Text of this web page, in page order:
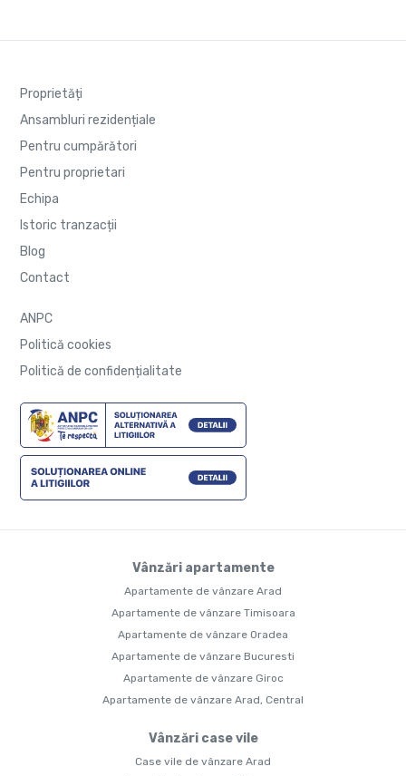
Proprietăți
Ansambluri rezidențiale
Pentru cumpărători
Pentru proprietari
Echipa
Istoric tranzacții
Blog
Contact
ANPC
Politică cookies
Politică de confidențialitate
Vânzări apartamente
Apartamente de vânzare Arad
Apartamente de vânzare Timisoara
Apartamente de vânzare Oradea
Apartamente de vânzare Bucuresti
Apartamente de vânzare Giroc
Apartamente de vânzare Arad, Central
Vânzări case vile
Case vile de vânzare Arad